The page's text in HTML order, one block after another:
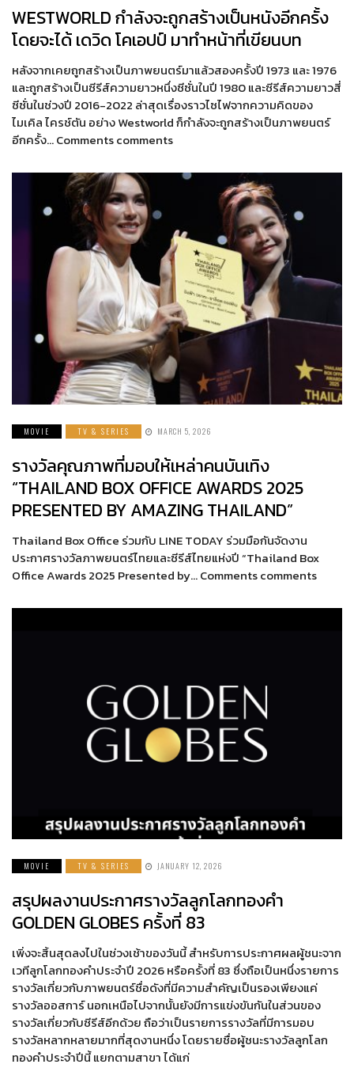
WESTWORLD กำลังจะถูกสร้างเป็นหนังอีกครั้ง
โดยจะได้ เดวิด โคเอปป์ มาทำหน้าที่เขียนบท
หลังจากเคยถูกสร้างเป็นภาพยนตร์มาแล้วสองครั้งปี 1973 และ 1976
และถูกสร้างเป็นซีรีส์ความยาวหนึ่งซีซั่นในปี 1980 และซีรีส์ความยาวสี่
ซีซั่นในช่วงปี 2016-2022 ล่าสุดเรื่องราวไซไฟจากความคิดของ
ไมเคิล ไครช์ตัน อย่าง Westworld ก็กำลังจะถูกสร้างเป็นภาพยนตร์
อีกครั้ง… Comments comments
MOVIE TV & SERIES MARCH 5, 2026
รางวัลคุณภาพที่มอบให้เหล่าคนบันเทิง
“THAILAND BOX OFFICE AWARDS 2025
PRESENTED BY AMAZING THAILAND”
Thailand Box Office ร่วมกับ LINE TODAY ร่วมมือกันจัดงาน
ประกาศรางวัลภาพยนตร์ไทยและซีรีส์ไทยแห่งปี “Thailand Box
Office Awards 2025 Presented by… Comments comments
MOVIE TV & SERIES JANUARY 12, 2026
สรุปผลงานประกาศรางวัลลูกโลกทองคำ
GOLDEN GLOBES ครั้งที่ 83
เพิ่งจะสิ้นสุดลงไปในช่วงเช้าของวันนี้ สำหรับการประกาศผลผู้ชนะจาก
เวทีลูกโลกทองคำประจำปี 2026 หรือครั้งที่ 83 ซึ่งถือเป็นหนึ่งรายการ
รางวัลเกี่ยวกับภาพยนตร์ชื่อดังที่มีความสำคัญเป็นรองเพียงแค่
รางวัลออสการ์ นอกเหนือไปจากนั้นยังมีการแข่งขันกันในส่วนของ
รางวัลเกี่ยวกับซีรีส์อีกด้วย ถือว่าเป็นรายการรางวัลที่มีการมอบ
รางวัลหลากหลายมากที่สุดงานหนึ่ง โดยรายชื่อผู้ชนะรางวัลลูกโลก
ทองคำประจำปีนี้ แยกตามสาขา ได้แก่